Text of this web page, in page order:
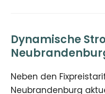
Dynamische
Neben den
Neubrandenburg